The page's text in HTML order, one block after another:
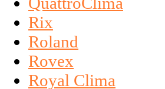
Rix
Roland
Rovex
Royal Clima